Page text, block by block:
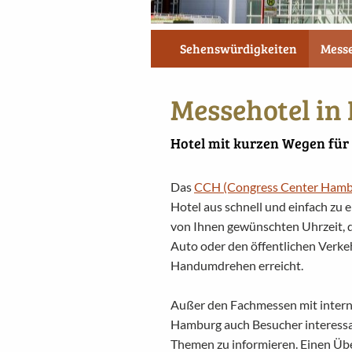
Sehenswürdigkeiten
Messehotel
Hotel mit kurzen Wegen
DasCCH (Congress Center
Hotel aus schnell und einfach zu
von Ihnen gewünschten Uhrzeit,
Auto oder den öffentlichen
Handumdrehen erreicht.
Außer den Fachmessen mit
Hamburg auch Besucher
Themen zu informieren. Einen